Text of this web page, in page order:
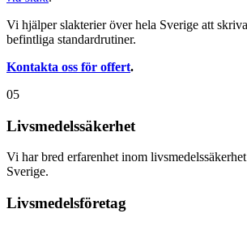
Vi hjälper slakterier över hela Sverige att
befintliga standardrutiner.
Kontakta oss för offert.
05
Livsmedelssäkerhet
Vi har bred erfarenhet inom
Sverige.
Livsmedelsföretag